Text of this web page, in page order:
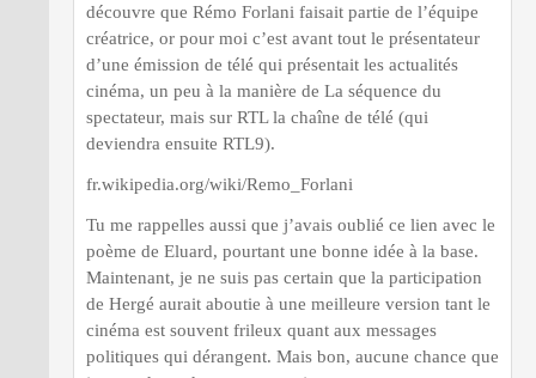
découvre que Rémo Forlani faisait partie de l’équipe
créatrice, or pour moi c’est avant tout le présentateur
d’une émission de télé qui présentait les actualités
cinéma, un peu à la manière de La séquence du
spectateur, mais sur RTL la chaîne de télé (qui
deviendra ensuite RTL9).
fr.wikipedia.org/wiki/Remo_Forlani
Tu me rappelles aussi que j’avais oublié ce lien avec le
poème de Eluard, pourtant une bonne idée à la base.
Maintenant, je ne suis pas certain que la participation
de Hergé aurait aboutie à une meilleure version tant le
cinéma est souvent frileux quant aux messages
politiques qui dérangent. Mais bon, aucune chance que